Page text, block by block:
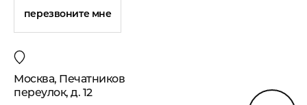
перезвоните мне
Москва, Печатников
переулок, д. 12